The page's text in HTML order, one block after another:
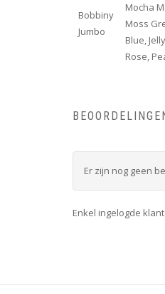
Bobbiny
Jumbo
Mocha
Moss
Blue,
Rose,
Er zijn nog geen
Enkel ingelogde